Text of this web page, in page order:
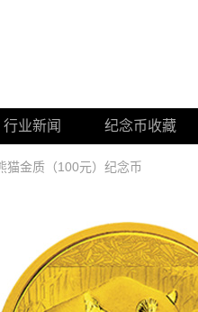
行业新闻 纪念币收藏
猫金质（100元）纪念币